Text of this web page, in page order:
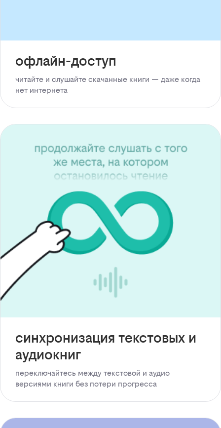
офлайн-доступ
читайте и слушайте скачанные книги — даже когда
нет интернета
синхронизация текстовых и
аудиокниг
переключайтесь между текстовой и аудио
версиями книги без потери прогресса